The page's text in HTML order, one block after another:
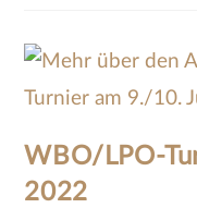
WBO/LPO-
2022